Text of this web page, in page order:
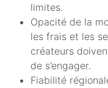
limites.
Opacité de la
les frais et les
créateurs
de s’engager.
Fiabilité